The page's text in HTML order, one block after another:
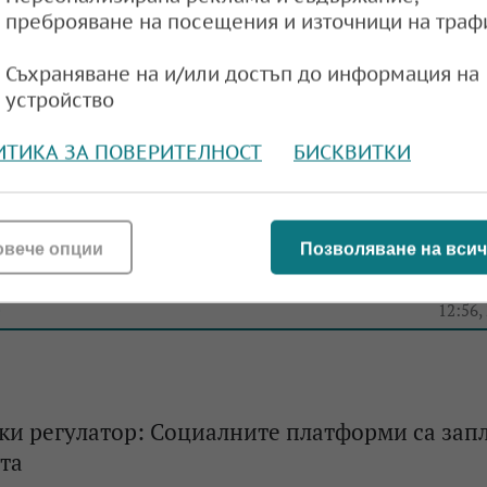
в Нидерландия: Липсата на ясна политика
12:56,
регулатор: Социалните платформи са
преброяване на посещения и източници на
Съхраняване на и/или достъп до информация на
устройство
ЗА ПОВЕРИТЕЛНОСТ БИСКВИТКИ
Позволяване на
опции